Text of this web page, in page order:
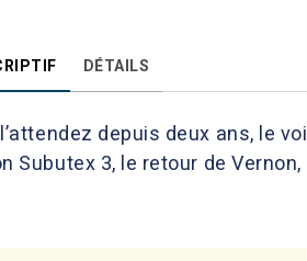
DÉTAILS
depuis deux ans, le
Subutex 3, le retour de